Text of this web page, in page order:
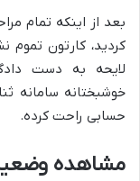
بعد از اینکه تمام
کردید، کارتون تموم
لایحه به دست
خوشبختانه سامانه
حسابی راحت کرده.
مشاهده